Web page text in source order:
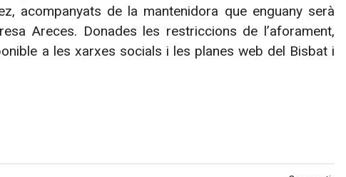
acompanyats de la mantenidora que enguany serà
Areces. Donades les restriccions de l’aforament,
a les xarxes socials i les planes web del Bisbat i